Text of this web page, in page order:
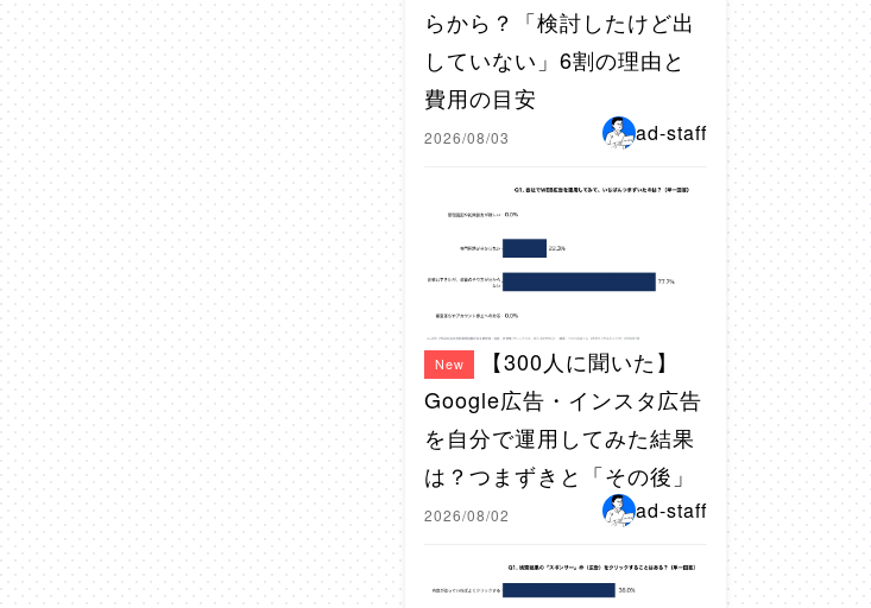
らから？「検討したけど出
していない」6割の理由と
費用の目安
2026/08/03 ad-staff
New
【300人に聞いた】
Google広告・インスタ広告
を自分で運用してみた結果
は？つまずきと「その後」
2026/08/02 ad-staff